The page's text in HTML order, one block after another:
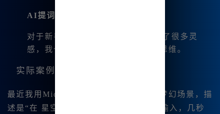
AI提词器
对于新手朋友来说，MJ提词器提供了很多灵
感，我也时常用它来激发我的创作思维。
实际案例
最近我用Midjourney中文版创作了一幅梦幻场景，描
述是“在 星空下的奇幻森林”。只需简单输入，几秒